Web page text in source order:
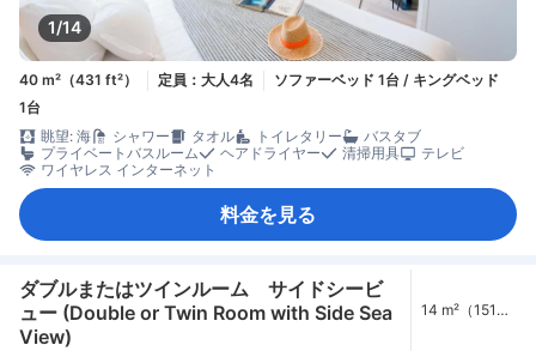
1/14
40 m²（431 ft²） 定員：大人4名
ソファーベッド 1台 / キングベッド
1台
眺望: 海
シャワー タオル トイレタリー
バスタブ
プライベートバスルーム
ヘアドライヤー 清掃用具
テレビ
ワイヤレス インターネット
料金を見る
ダブルまたはツインルーム サイドシービ
ュー (Double or Twin Room with Side Sea
View)
14 m²（151